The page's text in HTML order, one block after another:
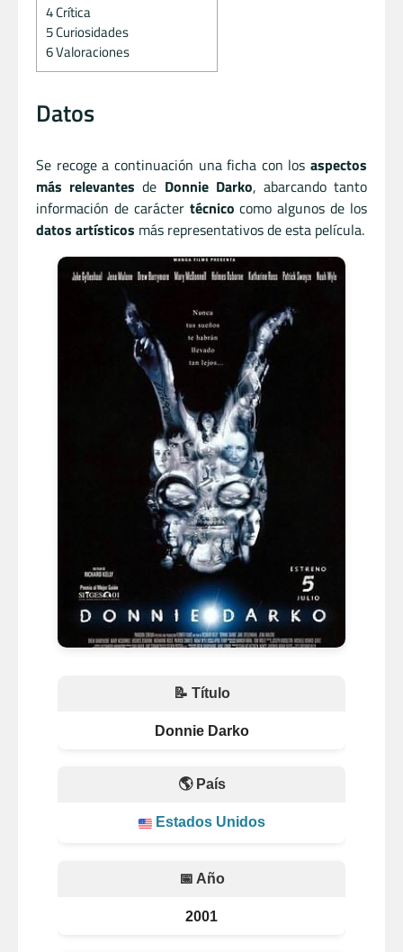
4Crítica
5Curiosidades
6Valoraciones
Datos
Se recoge a continuación una ficha con los aspectos
más relevantes de Donnie Darko, abarcando tanto
información de carácter técnico como algunos de los
datos artísticos más representativos de esta película.
📝 Título
Donnie Darko
🌎 País
Estados Unidos
📅 Año
2001